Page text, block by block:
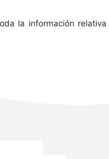
la información